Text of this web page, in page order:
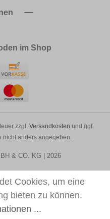
im Shop
zzgl. Versandkosten und ggf.
nicht anders angegeben.
& CO. KG | 2026
Cookies, um eine
bieten zu können.
...